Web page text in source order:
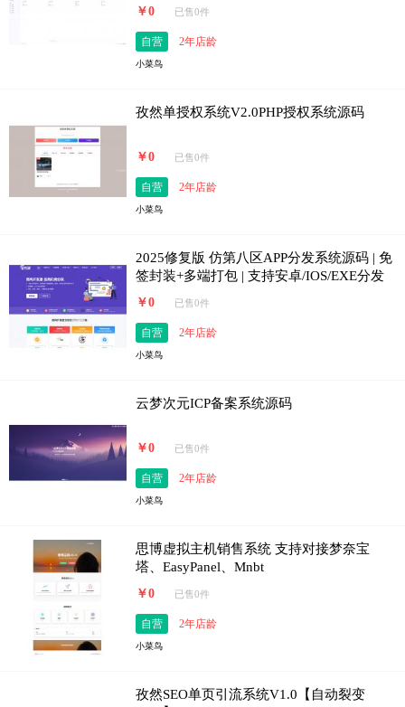
￥0 已售0件
自营 2年店龄
小菜鸟
孜然单授权系统V2.0PHP授权系统源码
￥0 已售0件
自营 2年店龄
小菜鸟
2025修复版 仿第八区APP分发系统源码 | 免
签封装+多端打包 | 支持安卓/IOS/EXE分发
+企业签名
￥0 已售0件
自营 2年店龄
小菜鸟
云梦次元ICP备案系统源码
￥0 已售0件
自营 2年店龄
小菜鸟
思博虚拟主机销售系统 支持对接梦奈宝
塔、EasyPanel、Mnbt
￥0 已售0件
自营 2年店龄
小菜鸟
孜然SEO单页引流系统V1.0【自动裂变